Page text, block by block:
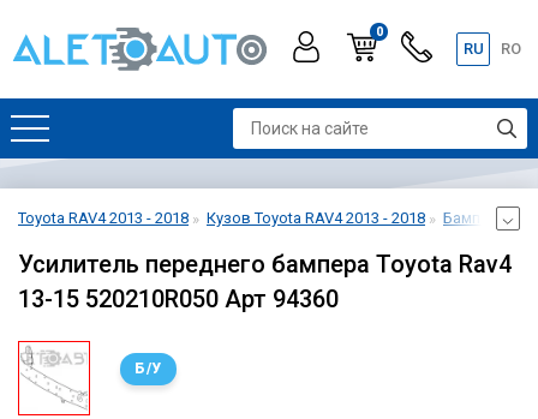
0
RU RO
Toyota RAV4 2013 - 2018 Кузов Toyota RAV4 2013 - 2018 Бампер
Усилитель переднего бампера Toyota Rav4
13-15 520210R050 Арт 94360
Б/У